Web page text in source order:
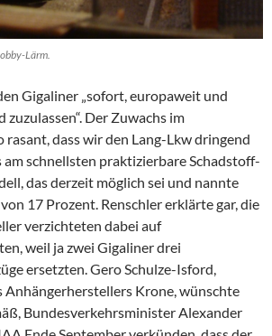
Lärm.
Gigaliner „sofort, europaweit und
Der Zuwachs im
rasant, dass wir den Lang-Lkw dringend
am schnellsten praktizierbare Schadstoff-
das derzeit möglich sei und nannte
17 Prozent. Renschler erklärte gar, die
verzichteten dabei auf
weil ja zwei Gigaliner drei
ersetzten. Gero Schulze-Isford,
Anhängerherstellers Krone, wünschte
Bundesverkehrsminister Alexander